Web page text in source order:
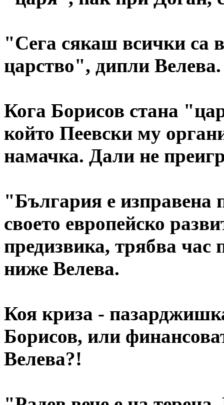
"Сега сякаш всички са
царство", дипли
Кога Борисов стана
който Пеевски му
намачка. Дали не
"България е изправена
своето европейско
предизвика, трябва час
ниже Велева.
Коя криза -
Борисов, или
Велева?!